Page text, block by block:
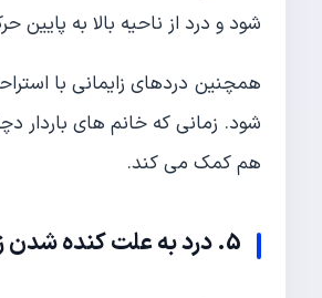
شود و درد از ناحیه بالا به پایین حرکت می
همچنین دردهای زایمانی با
شود. زمانی که خانم های باردار
هم کمک می کند.
5. درد به علت کنده شدن زودرس جفت